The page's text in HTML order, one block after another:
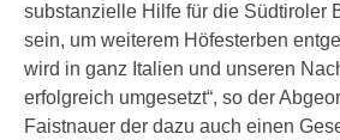
substanzielle Hilfe für die Südtiroler
sein, um weiterem Höfesterben
wird in ganz Italien und unseren
erfolgreich umgesetzt“, so der
Faistnauer der dazu auch einen